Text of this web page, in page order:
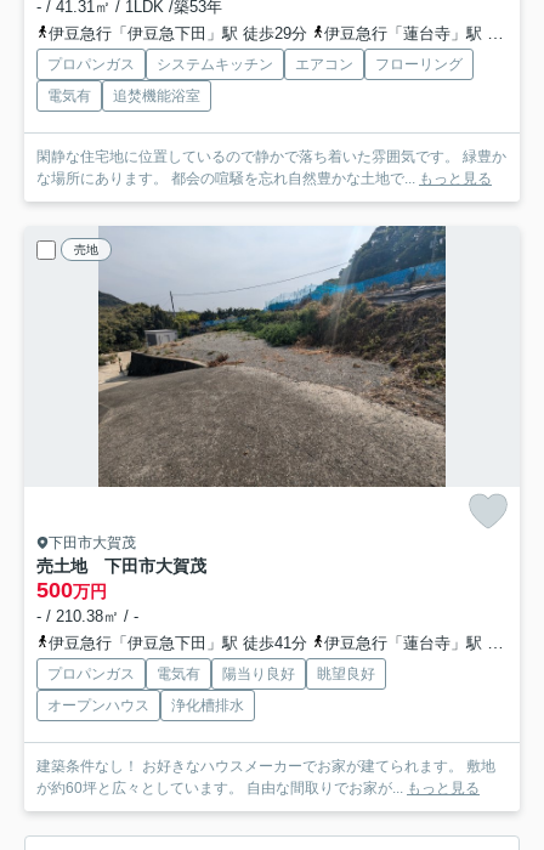
- / 41.31㎡ / 1LDK /築53年
伊豆急行「伊豆急下田」駅 徒歩29分
伊豆急行「蓮台寺」駅 徒歩60分
プロパンガス システムキッチン エアコン
フローリング
電気有
追焚機能浴室
閑静な住宅地に位置しているので静かで落ち着いた雰囲気です。 緑豊か
な場所にあります。 都会の喧騒を忘れ自然豊かな土地で... もっと見る
売地
下田市大賀茂
売土地 下田市大賀茂
500万円
- / 210.38㎡ / -
伊豆急行「伊豆急下田」駅 徒歩41分
伊豆急行「蓮台寺」駅 徒歩72分
プロパンガス 電気有 陽当り良好
眺望良好
オープンハウス
浄化槽排水
建築条件なし！ お好きなハウスメーカーでお家が建てられます。 敷地
が約60坪と広々としています。 自由な間取りでお家が... もっと見る